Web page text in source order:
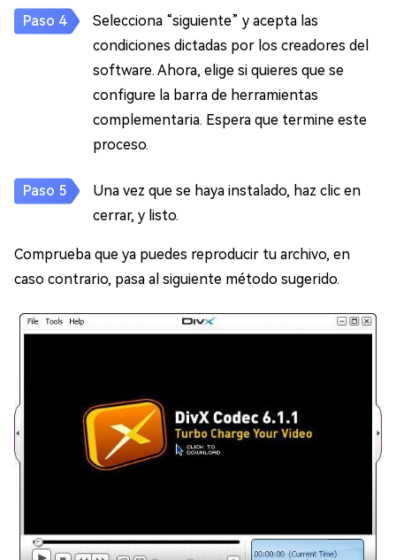
Selecciona “siguiente” y acepta las
condiciones dictadas por los creadores del
software. Ahora, elige si quieres que se
configure la barra de herramientas
complementaria. Espera que termine este
proceso.
Una vez que se haya instalado, haz clic en
cerrar, y listo.
Comprueba que ya puedes reproducir tu archivo, en
caso contrario, pasa al siguiente método sugerido.